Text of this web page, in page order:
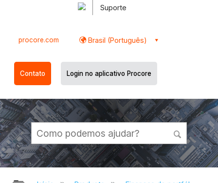
Suporte
procore.com Brasil (Português)
Contato Login no aplicativo Procore